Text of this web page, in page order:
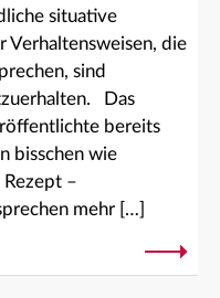
situative
Verhaltensweisen, die
sind
Das
bereits
bisschen wie
Rezept –
mehr […]